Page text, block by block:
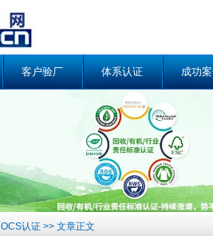
客户验厂 体系认证 成功
OCS认证 >> 文章正文